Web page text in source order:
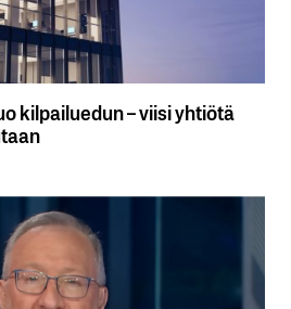
kilpailuedun – viisi yhtiötä